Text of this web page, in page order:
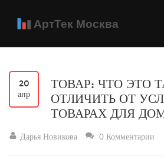
20
апр
ТОВАР: ЧТО ЭТО
ОТЛИЧИТЬ ОТ
ТОВАРАХ ДЛЯ
Дарья Новикова 0 Комментарии